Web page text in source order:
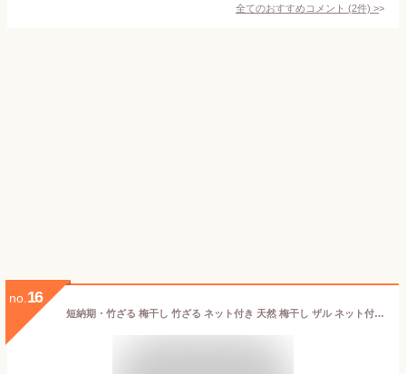
全てのおすすめコメント (2件) >
no. 16
短納期・竹ざる 梅干し 竹ざる ネット付き 天然 梅干し ザル ネット付き 虫対策 水切りザル 防虫ネット 梅干しざる 山菜 梅ざる ウメ 竹ざる 天日干し キャンプ アウトドア 魚介 乾燥 干し野菜 漬物 盆ざる 30cm 36cm 42cm 竹ざる 竹かご 多機能